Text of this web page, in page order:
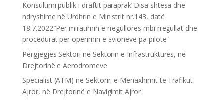
Konsultimi publik i draftit paraprak”Disa shtesa dhe
ndryshime në Urdhrin e Ministrit nr.143, datë
18.7.2022″Për miratimin e rregullores mbi rregullat dhe
procedurat për operimin e avionëve pa pilotë”
Përgjegjës Sektori në Sektorin e Infrastrukturës, në
Drejtorinë e Aerodromeve
Specialist (ATM) në Sektorin e Menaxhimit të Trafikut
Ajror, në Drejtorinë e Navigimit Ajror